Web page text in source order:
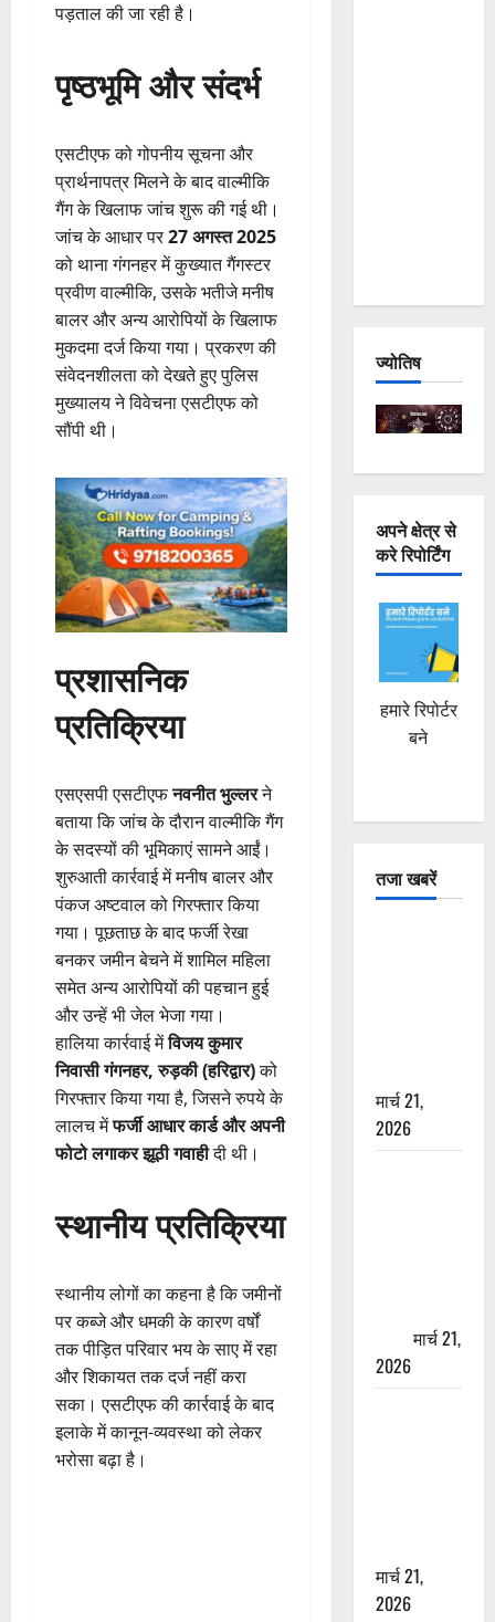
पड़ताल की जा रही है।
पृष्ठभूमि और संदर्भ
एसटीएफ को गोपनीय सूचना और
प्रार्थनापत्र मिलने के बाद वाल्मीकि
गैंग के खिलाफ जांच शुरू की गई थी।
जांच के आधार पर27 अगस्त 2025
को थाना गंगनहर में कुख्यात गैंगस्टर
प्रवीण वाल्मीकि, उसके भतीजे मनीष
बालर और अन्य आरोपियों के खिलाफ
मुकदमा दर्ज किया गया। प्रकरण की
संवेदनशीलता को देखते हुए पुलिस
मुख्यालय ने विवेचना एसटीएफ को
सौंपी थी।
प्रशासनिक
प्रतिक्रिया
एसएसपी एसटीएफनवनीत भुल्लरने
बताया कि जांच के दौरान वाल्मीकि गैंग
के सदस्यों की भूमिकाएं सामने आईं।
शुरुआती कार्रवाई में मनीष बालर और
पंकज अष्टवाल को गिरफ्तार किया
गया। पूछताछ के बाद फर्जी रेखा
बनकर जमीन बेचने में शामिल महिला
समेत अन्य आरोपियों की पहचान हुई
और उन्हें भी जेल भेजा गया।
हालिया कार्रवाई मेंविजय कुमार
निवासी गंगनहर, रुड़की (हरिद्वार)को
गिरफ्तार किया गया है, जिसने रुपये के
लालच मेंफर्जी आधार कार्ड और अपनी
फोटो लगाकर झूठी गवाहीदी थी।
स्थानीय प्रतिक्रिया
स्थानीय लोगों का कहना है कि जमीनों
पर कब्जे और धमकी के कारण वर्षों
तक पीड़ित परिवार भय के साए में रहा
और शिकायत तक दर्ज नहीं करा
सका। एसटीएफ की कार्रवाई के बाद
इलाके में कानून-व्यवस्था को लेकर
भरोसा बढ़ा है।
ज्योतिष
अपने क्षेत्र से
करे रिपोर्टिंग
हमारे रिपोर्टर
बने
तजा खबरें
मार्च 21,
2026
मार्च 21,
2026
मार्च 21,
2026